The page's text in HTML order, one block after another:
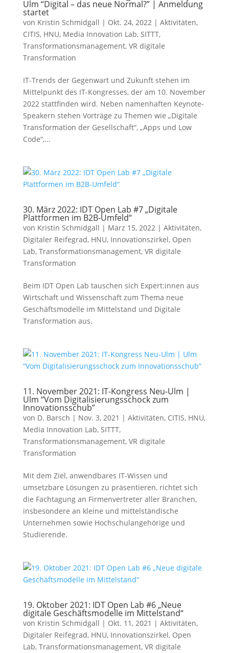
Ulm “Digital – das neue Normal?” | Anmeldung
startet
von Kristin Schmidgall | Okt. 24, 2022| Aktivitäten,
CITIS, HNU, Media Innovation Lab, SITTT,
Transformationsmanagement, VR digitale
Transformation
IT-Trends der Gegenwart und Zukunft stehen im
Mittelpunkt des IT-Kongresses, der am 10. November
2022 stattfinden wird. Neben namenhaften Keynote-
Speakern stehen Vorträge zu Themen wie „Digitale
Transformation der Gesellschaft“, „Apps und Low
Code“,...
30. März 2022: IDT Open Lab #7 „Digitale
Plattformen im B2B-Umfeld“
von Kristin Schmidgall | März 15, 2022| Aktivitäten,
Digitaler Reifegrad, HNU, Innovationszirkel, Open
Lab, Transformationsmanagement, VR digitale
Transformation
Beim IDT Open Lab tauschen sich Expert:innen aus
Wirtschaft und Wissenschaft zum Thema neue
Geschäftsmodelle im Mittelstand und Digitale
Transformation aus.
11. November 2021: IT-Kongress Neu-Ulm |
Ulm “Vom Digitalisierungsschock zum
Innovationsschub”
von D. Barsch | Nov. 3, 2021 | Aktivitäten, CITIS, HNU,
Media Innovation Lab, SITTT,
Transformationsmanagement, VR digitale
Transformation
Mit dem Ziel, anwendbares IT-Wissen und
umsetzbare Lösungen zu präsentieren, richtet sich
die Fachtagung an Firmenvertreter aller Branchen,
insbesondere an kleine und mittelständische
Unternehmen sowie Hochschulangehörige und
Studierende.
19. Oktober 2021: IDT Open Lab #6 „Neue
digitale Geschäftsmodelle im Mittelstand“
von Kristin Schmidgall | Okt. 11, 2021 | Aktivitäten,
Digitaler Reifegrad, HNU, Innovationszirkel, Open
Lab, Transformationsmanagement, VR digitale